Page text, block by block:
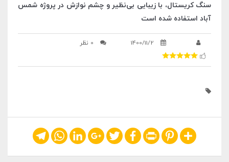
سنگ کریستال، با زیبایی بی‌نظیر و چشم نوازش در پروژه شمس
آباد استفاده شده است
1400/11/2 0 نظر
Share
Pinterest
Print
Facebook
Twitter
Google+
LinkedIn
WhatsApp
Telegram